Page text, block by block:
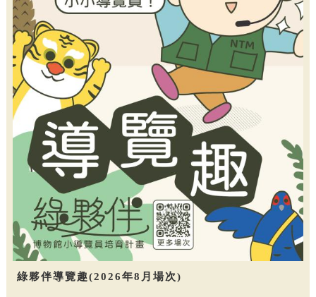
綠夥伴導覽趣(2026年8月場次)